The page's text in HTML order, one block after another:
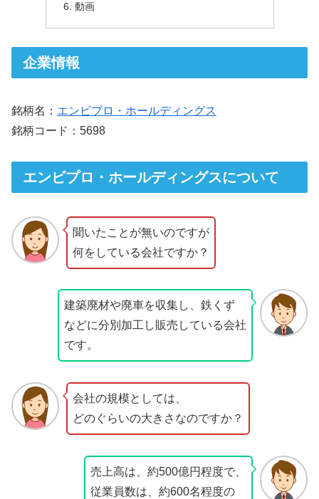
動画
企業情報
銘柄名： エンビプロ・ホールディングス
銘柄コード：5698
エンビプロ・ホールディングスについて
聞いたことが無いのですが
何をしている会社ですか？
建築廃材や廃車を収集し、鉄くず
などに分別加工し販売している会社
です。
会社の規模としては、
どのぐらいの大きさなのですか？
売上高は、約500億円程度で、
従業員数は、約600名程度の